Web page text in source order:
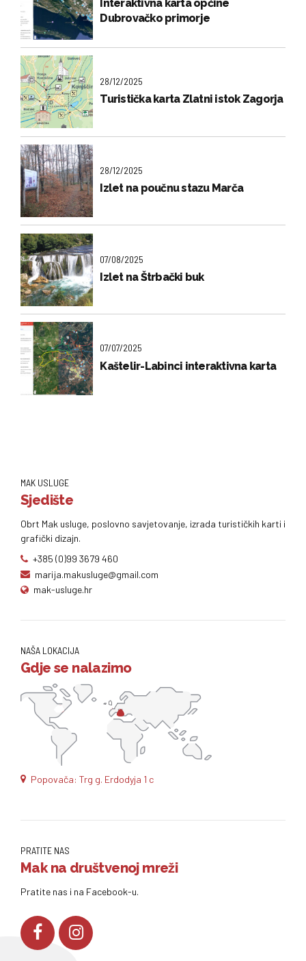
Interaktivna karta općine
Dubrovačko primorje
28/12/2025
Turistička karta Zlatni istok Zagorja
28/12/2025
Izlet na poučnu stazu Marča
07/08/2025
Izlet na Štrbački buk
07/07/2025
Kaštelir-Labinci interaktivna karta
MAK USLUGE
Sjedište
Obrt Mak usluge, poslovno savjetovanje, izrada turističkih karti i
grafički dizajn.
+385 (0)99 3679 460
marija.makusluge@gmail.com
mak-usluge.hr
NAŠA LOKACIJA
Gdje se nalazimo
Popovača: Trg g. Erdodyja 1 c
PRATITE NAS
Mak na društvenoj mreži
Pratite nas i na Facebook-u.